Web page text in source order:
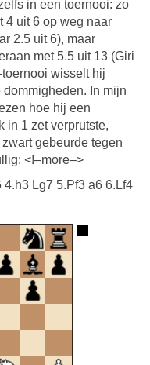
in een toernooi: zo
4 uit 6 op weg naar
2.5 uit 6), maar
met 5.5 uit 13 (Giri
wisselt hij
In mijn
hoe hij een
in 1 zet verprutste,
gebeurde tegen
<!–more–>
Lg7 5.Pf3 a6 6.Lf4